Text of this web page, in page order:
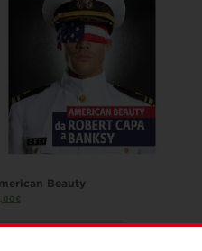
Beauty
€
Aggiungi al carrello